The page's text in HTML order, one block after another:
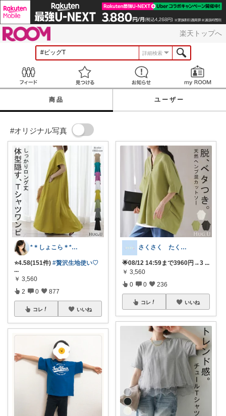
楽天トップへ
詳細検索
見つける お知らせ
商品 ユーザー
#オリジナル写真
*＊しょこら＊*朝コレ
⭐️4.58(151件) #贅沢生地使い♡
...
￥ 3,560
2 0 877
コレ いいね
さくさく たくさんの訪問感謝です🙇
🌟08/12 14:59まで3960円→3 ...
￥ 3,560
0 0 236
コレ いいね